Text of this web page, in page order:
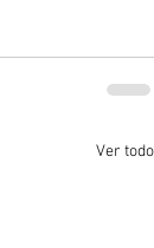
Ver todo